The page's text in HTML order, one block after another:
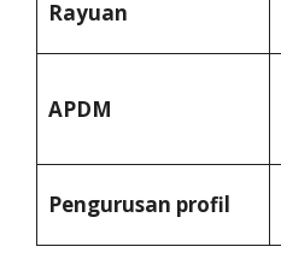
Rayuan
APDM
Pengurusan profil